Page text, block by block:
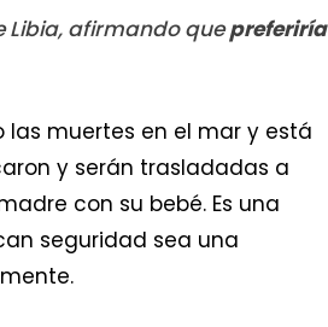
Libia, afirmando quepreferiría
muertes en el mar y está
y serán trasladadas a
con su bebé. Es una
seguridad sea una